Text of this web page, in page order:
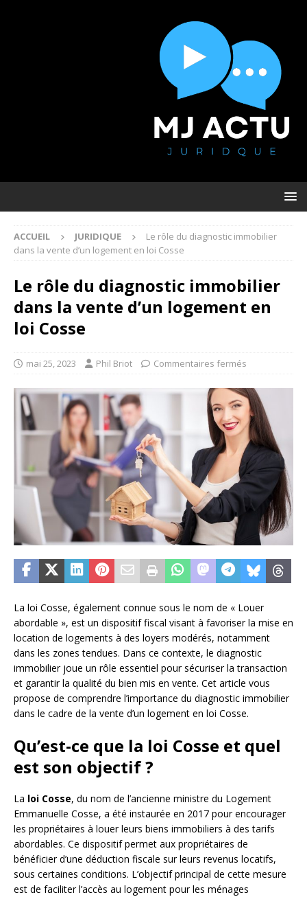
ACCUEIL JURIDIQUE
Le rôle du diagnostic immobilier
dans la vente d’un logement en loi Cosse
Le rôle du diagnostic immobilier
dans la vente d’un logement en
loi Cosse
mai 25, 2023 Phil Briot Commentaires fermés
La loi Cosse, également connue sous le nom de « Louer
abordable », est un dispositif fiscal visant à favoriser la mise en
location de logements à des loyers modérés, notamment
dans les zones tendues. Dans ce contexte, le diagnostic
immobilier joue un rôle essentiel pour sécuriser la transaction
et garantir la qualité du bien mis en vente. Cet article vous
propose de comprendre l’importance du diagnostic immobilier
dans le cadre de la vente d’un logement en loi Cosse.
Qu’est-ce que la loi Cosse et quel
est son objectif ?
La loi Cosse, du nom de l’ancienne ministre du Logement
Emmanuelle Cosse, a été instaurée en 2017 pour encourager
les propriétaires à louer leurs biens immobiliers à des tarifs
abordables. Ce dispositif permet aux propriétaires de
bénéficier d’une déduction fiscale sur leurs revenus locatifs,
sous certaines conditions. L’objectif principal de cette mesure
est de faciliter l’accès au logement pour les ménages